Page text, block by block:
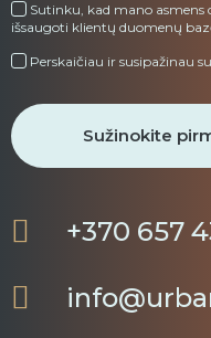
Sutinku, kad mano
išsaugoti klientų duomenų
Perskaičiau ir susipažinau su
+370 657